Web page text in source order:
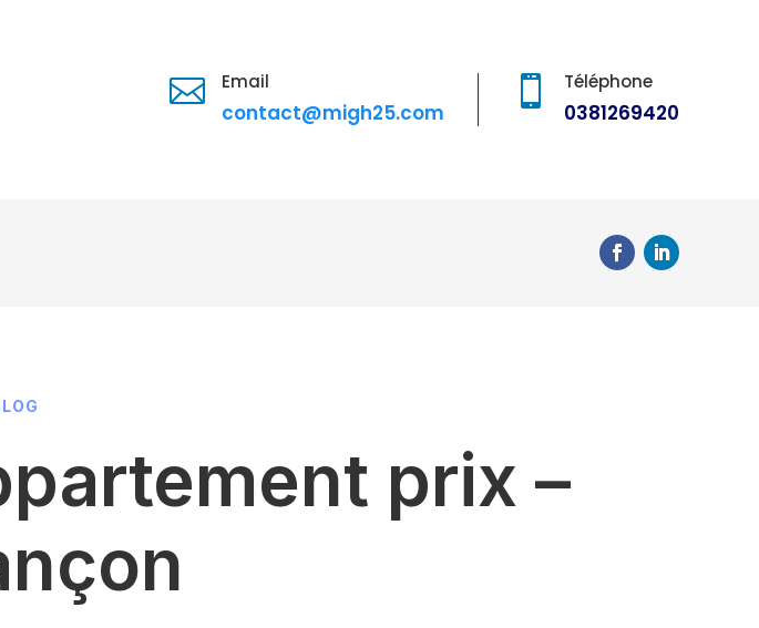
 Email
contact@migh25.com
 Téléphone
0381269420
prix –